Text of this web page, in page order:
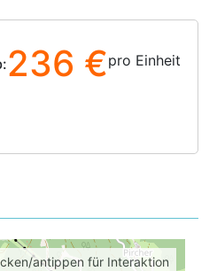
236 €pro Einheit
antippen für Interaktion